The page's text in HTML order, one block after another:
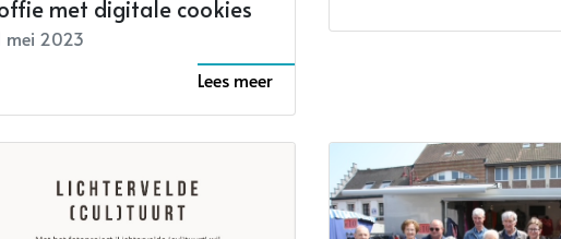
met digitale cookies
mei 2023
Lees meer